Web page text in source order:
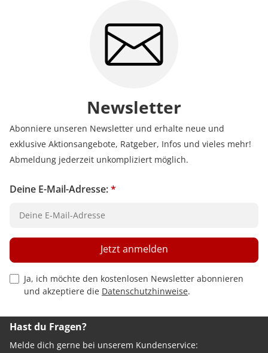
Erfahren Sie mehr darüber, wie Kundenbewertungen
bei uns funktionieren
Newsletter
Abonniere unseren Newsletter und erhalte neue und
exklusive Aktionsangebote, Ratgeber, Infos und vieles mehr!
Abmeldung jederzeit unkompliziert möglich.
Deine E-Mail-Adresse:*
Privacy Policy Checkbox
Ja, ich möchte den kostenlosen Newsletter abonnieren
und akzeptiere die Datenschutzhinweise.
Jetzt anmelden
Hast du Fragen?
Melde dich gerne bei unserem Kundenservice: